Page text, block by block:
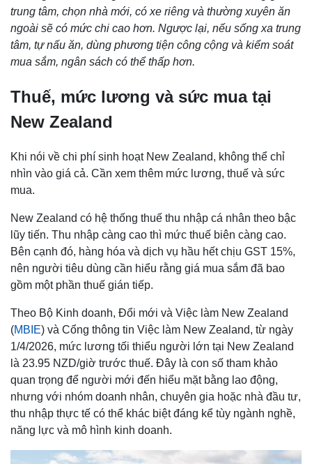
trung tâm, chọn nhà mới, có xe riêng và thường xuyên ăn
ngoài sẽ có mức chi cao hơn. Ngược lại, nếu sống xa trung
tâm, tự nấu ăn, dùng phương tiện công cộng và kiểm soát
mua sắm, ngân sách có thể thấp hơn.
Thuế, mức lương và sức mua tại
New Zealand
Khi nói về chi phí sinh hoạt New Zealand, không thể chỉ
nhìn vào giá cả. Cần xem thêm mức lương, thuế và sức
mua.
New Zealand có hệ thống thuế thu nhập cá nhân theo bậc
lũy tiến. Thu nhập càng cao thì mức thuế biên càng cao.
Bên cạnh đó, hàng hóa và dịch vụ hầu hết chịu GST 15%,
nên người tiêu dùng cần hiểu rằng giá mua sắm đã bao
gồm một phần thuế gián tiếp.
Theo Bộ Kinh doanh, Đổi mới và Việc làm New Zealand
(MBIE) và Cổng thông tin Việc làm New Zealand, từ ngày
1/4/2026, mức lương tối thiểu người lớn tại New Zealand
là 23.95 NZD/giờ trước thuế. Đây là con số tham khảo
quan trọng để người mới đến hiểu mặt bằng lao động,
nhưng với nhóm doanh nhân, chuyên gia hoặc nhà đầu tư,
thu nhập thực tế có thể khác biệt đáng kể tùy ngành nghề,
năng lực và mô hình kinh doanh.